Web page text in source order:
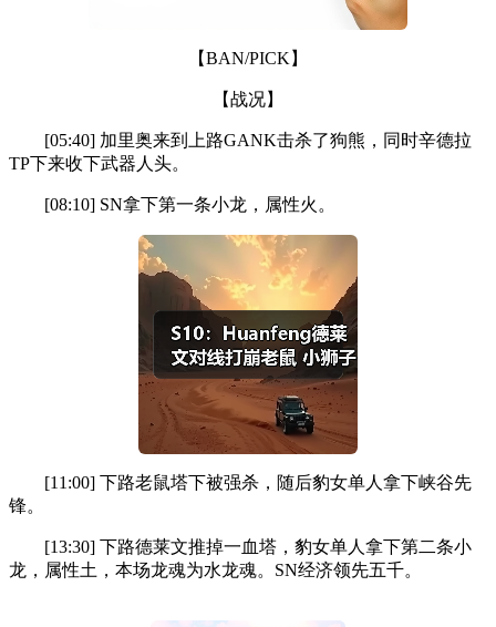
【BAN/PICK】
【战况】
[05:40] 加里奥来到上路GANK击杀了狗熊，同时辛德拉
TP下来收下武器人头。
[08:10] SN拿下第一条小龙，属性火。
[11:00] 下路老鼠塔下被强杀，随后豹女单人拿下峡谷先
锋。
[13:30] 下路德莱文推掉一血塔，豹女单人拿下第二条小
龙，属性土，本场龙魂为水龙魂。SN经济领先五千。